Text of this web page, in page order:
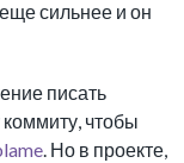
сильнее и он
писать
чтобы
. Но в проекте,